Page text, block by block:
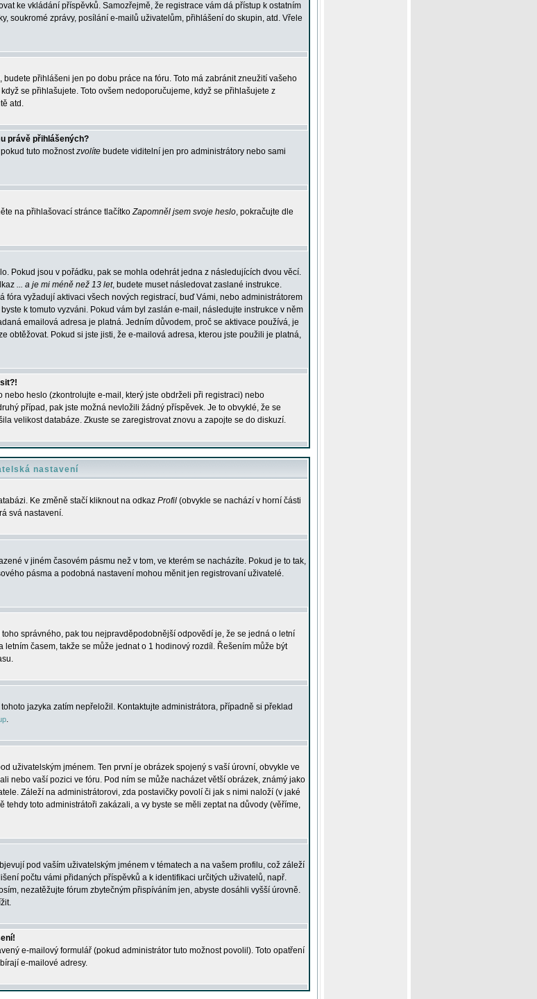
ke vkládání příspěvků. Samozřejmě, že registrace vám dá přístup k ostatním
soukromé zprávy, posílání e-mailů uživatelům, přihlášení do skupin, atd. Vřele
, budete přihlášeni jen po dobu práce na fóru. Toto má zabránit zneužití vašeho
se přihlašujete. Toto ovšem nedoporučujeme, když se přihlašujete z
atd.
právě přihlášených?
pokud tuto možnostzvolíte budete viditelní jen pro administrátory nebo sami
na přihlašovací stránce tlačítkoZapomněl jsem svoje heslo, pokračujte dle
Pokud jsou v pořádku, pak se mohla odehrát jedna z následujících dvou věcí.
... a je mi méně než 13 let, budete muset následovat zaslané instrukce.
fóra vyžadují aktivaci všech nových registrací, buď Vámi, nebo administrátorem
k tomuto vyzváni. Pokud vám byl zaslán e-mail, následujte instrukce v něm
emailová adresa je platná. Jedním důvodem, proč se aktivace používá, je
obtěžovat. Pokud si jste jisti, že e-mailová adresa, kterou jste použili je platná,
heslo (zkontrolujte e-mail, který jste obdrželi při registraci) nebo
případ, pak jste možná nevložili žádný příspěvek. Je to obvyklé, že se
velikost databáze. Zkuste se zaregistrovat znovu a zapojte se do diskuzí.
nastavení
Ke změně stačí kliknout na odkaz Profil (obvykle se nachází v horní části
svá nastavení.
v jiném časovém pásmu než v tom, ve kterém se nacházíte. Pokud je to tak,
pásma a podobná nastavení mohou měnit jen registrovaní uživatelé.
správného, pak tou nejpravděpodobnější odpovědí je, že se jedná o letní
časem, takže se může jednat o 1 hodinový rozdíl. Řešením může být
jazyka zatím nepřeložil. Kontaktujte administrátora, případně si překlad
.
uživatelským jménem. Ten první je obrázek spojený s vaší úrovní, obvykle ve
nebo vaší pozici ve fóru. Pod ním se může nacházet větší obrázek, známý jako
Záleží na administrátorovi, zda postavičky povolí či jak s nimi naloží (v jaké
toto administrátoři zakázali, a vy byste se měli zeptat na důvody (věříme,
pod vaším uživatelským jménem v tématech a na vašem profilu, což záleží
počtu vámi přidaných příspěvků a k identifikaci určitých uživatelů, např.
nezatěžujte fórum zbytečným přispíváním jen, abyste dosáhli vyšší úrovně.
e-mailový formulář (pokud administrátor tuto možnost povolil). Toto opatření
e-mailové adresy.